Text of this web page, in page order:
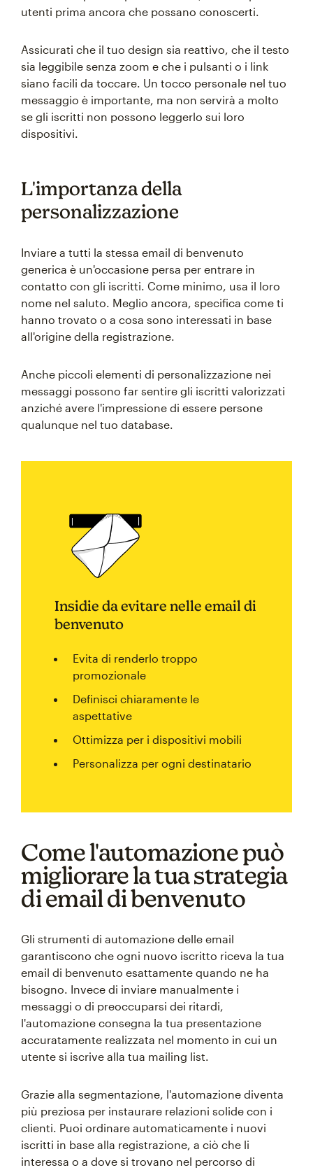
utenti prima ancora che possano conoscerti.
Assicurati che il tuo design sia reattivo, che il testo
sia leggibile senza zoom e che i pulsanti o i link
siano facili da toccare. Un tocco personale nel tuo
messaggio è importante, ma non servirà a molto
se gli iscritti non possono leggerlo sui loro
dispositivi.
L'importanza della
personalizzazione
Inviare a tutti la stessa email di benvenuto
generica è un'occasione persa per entrare in
contatto con gli iscritti. Come minimo, usa il loro
nome nel saluto. Meglio ancora, specifica come ti
hanno trovato o a cosa sono interessati in base
all'origine della registrazione.
Anche piccoli elementi di personalizzazione nei
messaggi possono far sentire gli iscritti valorizzati
anziché avere l'impressione di essere persone
qualunque nel tuo database.
Insidie da evitare nelle email di
benvenuto
Evita di renderlo troppo
promozionale
Definisci chiaramente le
aspettative
Ottimizza per i dispositivi mobili
Personalizza per ogni destinatario
Come l'automazione può
migliorare la tua strategia
di email di benvenuto
Gli strumenti di automazione delle email
garantiscono che ogni nuovo iscritto riceva la tua
email di benvenuto esattamente quando ne ha
bisogno. Invece di inviare manualmente i
messaggi o di preoccuparsi dei ritardi,
l'automazione consegna la tua presentazione
accuratamente realizzata nel momento in cui un
utente si iscrive alla tua mailing list.
Grazie alla segmentazione, l'automazione diventa
più preziosa per instaurare relazioni solide con i
clienti. Puoi ordinare automaticamente i nuovi
iscritti in base alla registrazione, a ciò che li
interessa o a dove si trovano nel percorso di